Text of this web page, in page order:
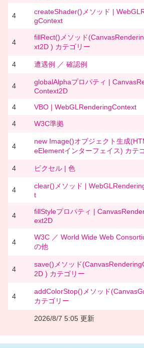
4
createShader()メソッド |
gContext
4
fillRect()メソッド
xt2D ) カテゴリー
4 遭遇例 ／ 確認例
4
globalAlphaプロパティ |
Context2D
4 VBO | WebGLRenderingContext
4 W3C準拠
4
new Image()オブジェクト生成
eElementインターフェイス) カテ
4 ピクセル | 色
4
clear()メソッド |
t
4
fillStyleプロパティ |
ext2D
4
W3C ／ World Wide Web
の他
4
save()メソッド
2D ) カテゴリー
4
addColorStop()メソッド
カテゴリー
2026/8/7 5:05 更新